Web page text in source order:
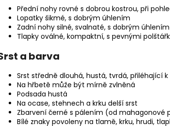
Přední nohy rovné s dobrou kostrou, při
Lopatky šikmé, s dobrým úhlením
Zadní nohy silné, svalnaté, s dobrým
Tlapky oválné, kompaktní, s pevnými
a barva
Srst středně dlouhá, hustá, tvrdá, přiléhající
Na hřbetě může být mírně zvlněná
Podsada hustá
Na ocase, stehnech a krku delší srst
Zbarvení černé s pálením (od
Bílé znaky povoleny na tlamě, krku, hrudi,